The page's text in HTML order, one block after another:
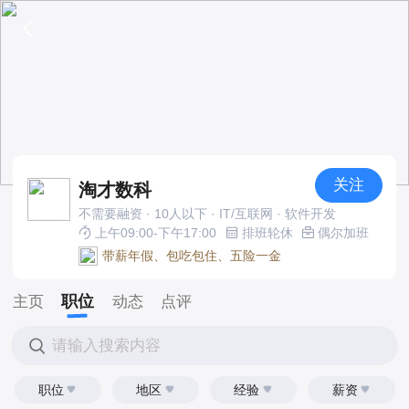
淘才数科 关注
不需要融资 · 10人以下 · IT/互联网 · 软件开发
上午09:00-下午17:00
排班轮休
偶尔加班
带薪年假、包吃包住、五险一金
主页 职位 动态 点评
请输入搜索内容
职位 地区 经验 薪资